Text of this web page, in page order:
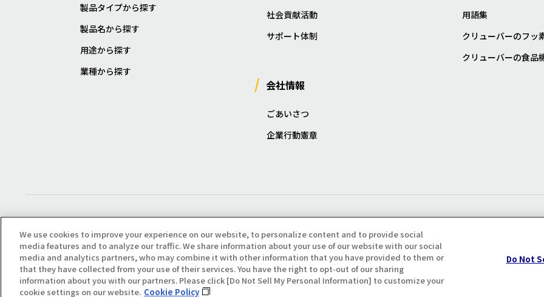
製品タイプから探す
製品名から探す
用途から探す
業種から探す
社会貢献活動
サポート体制
会社情報
ごあいさつ
企業行動憲章
用語集
クリューバーのフッ
クリューバーの食品
プライバシー・クッキーポリシ
Copyright(C) All Right Reserved. Producted by NOK KLÜBER CO., LTD.
We use cookies to improve your experience on our website, to personalize content and to provide social
media features and to analyze our traffic. We share information about your use of our website with our social
media and analytics partners, who may combine it with other information that you have provided to them or
that they have collected from your use of their services. You have the right to opt-out of our sharing
information about you with our partners. Please click [Do Not Sell My Personal Information] to customize your
cookie settings on our website. Cookie Policy
Do Not